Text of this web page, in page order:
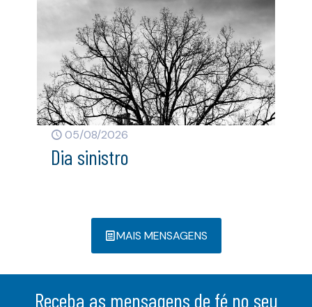
05/08/2026
Dia sinistro
MAIS MENSAGENS
Receba as mensagens de fé no seu